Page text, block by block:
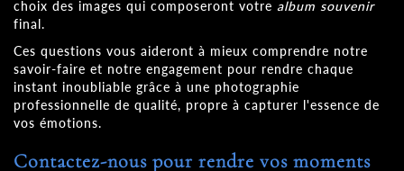
choix des images qui composeront votre album souvenir
final.
Ces questions vous aideront à mieux comprendre notre
savoir-faire et notre engagement pour rendre chaque
instant inoubliable grâce à une photographie
professionnelle de qualité, propre à capturer l'essence de
vos émotions.
Contactez-nous pour rendre vos moments